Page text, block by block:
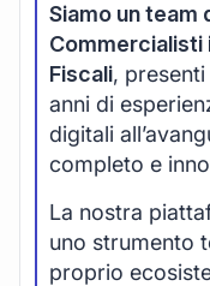
Siamo un
Commercialisti
Fiscali,
anni di
digitali
completo e
La nostra
uno strumento
proprio